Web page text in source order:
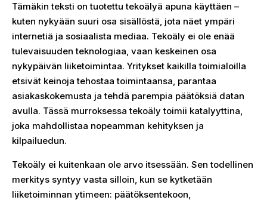
Tämäkin teksti on tuotettu tekoälyä apuna käyttäen –
kuten nykyään suuri osa sisällöstä, jota näet ympäri
internetiä ja sosiaalista mediaa. Tekoäly ei ole enää
tulevaisuuden teknologiaa, vaan keskeinen osa
nykypäivän liiketoimintaa. Yritykset kaikilla toimialoilla
etsivät keinoja tehostaa toimintaansa, parantaa
asiakaskokemusta ja tehdä parempia päätöksiä datan
avulla. Tässä murroksessa tekoäly toimii katalyyttina,
joka mahdollistaa nopeamman kehityksen ja
kilpailuedun.
Tekoäly ei kuitenkaan ole arvo itsessään. Sen todellinen
merkitys syntyy vasta silloin, kun se kytketään
liiketoiminnan ytimeen: päätöksentekoon,